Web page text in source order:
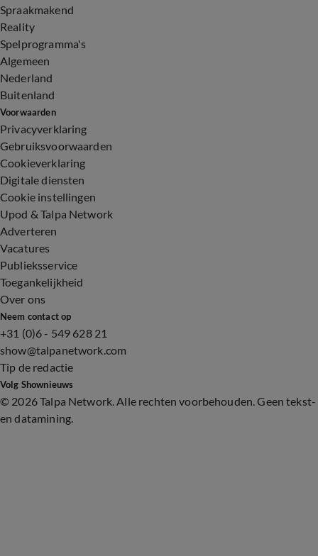
Spraakmakend
Reality
Spelprogramma's
Algemeen
Nederland
Buitenland
Voorwaarden
Privacyverklaring
Gebruiksvoorwaarden
Cookieverklaring
Digitale diensten
Cookie instellingen
Upod & Talpa Network
Adverteren
Vacatures
Publieksservice
Toegankelijkheid
Over ons
Neem contact op
+31 (0)6 - 549 628 21
show@talpanetwork.com
Tip de redactie
Volg Shownieuws
© 2026 Talpa Network. Alle rechten voorbehouden. Geen tekst-
en datamining.